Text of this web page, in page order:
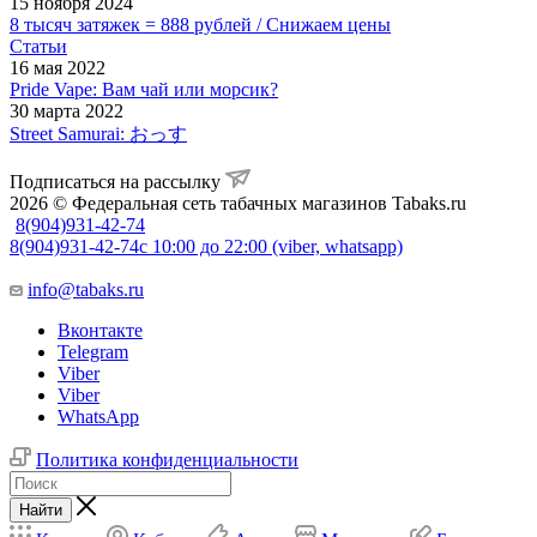
8 тысяч затяжек = 888 рублей / Снижаем цены
Статьи
16 мая 2022
Pride Vape: Вам чай или морсик?
30 марта 2022
Street Samurai: おっす
Подписаться на рассылку
2026 © Федеральная сеть табачных магазинов Tabaks.ru
8(904)931-42-74
8(904)931-42-74с 10:00 до 22:00 (viber, whatsapp)
info@tabaks.ru
Вконтакте
Telegram
Viber
Viber
WhatsApp
Политика конфиденциальности
Найти